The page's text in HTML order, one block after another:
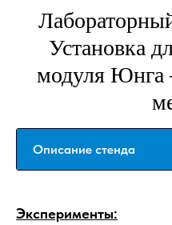
Установка
модуля Юнга
Эксперименты: